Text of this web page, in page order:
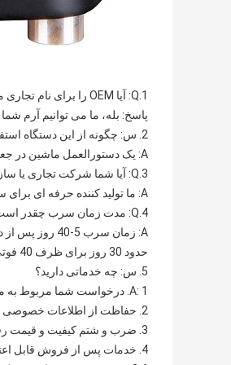
1.Q: آیا OEM را برای نام تجاری مشتری می پذیرید؟
پاسخ: بله، ما می توانیم آرم
2. س: چگونه از این دستگاه استفاده کنیم؟
A: یک دستورالعمل ماشین در جعبه وجود دارد.همچنین اگر هنگام استفاده با مشکلی مواجه شدید، می توانیم به صورت آنلاین به شما کمک کنیم.
3.Q: آیا شما شرکت تجاری یا سازنده هستید؟
A: ما تولید کننده حرفه ای برای ساخت چرخ قهوه هستیم که در شهر نینگبو، استان ژجیانگ، چین واقع شده است.
4.Q: مدت زمان سرب چقدر است؟
A: زمان سرب 5-40 روز پس از دریافت سپرده به طور معمول است و زمان با توجه به مقدار است.به طور معمول، طول می کشد
حدود 30 روز برای ظرف 40 فوتی.اگر 1-2 نمونه، زمان آماده شدن کالا در عرض 3-7 روز است.
5. س: چه خدماتی دارید؟
A: 1. درخواست شما مربوط به محصولات یا قیمت های ما در 24 ساعت پاسخ داده می شود.
2. حفاظت از اطلاعات خصوصی شما.
3. ضرب و شتم کیفیت و قیمت رقابتی.
4. خدمات پس از فروش قابل اعتماد.